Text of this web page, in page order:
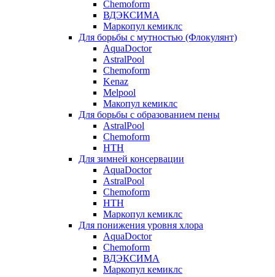
Chemoform
ВДЭКСИМА
Маркопул кемиклс
Для борьбы с мутностью (Флокулянт)
AquaDoctor
AstralPool
Chemoform
Kenaz
Melpool
Макопул кемиклс
Для борьбы с образованием пены
AstralPool
Chemoform
HTH
Для зимней консервации
AquaDoctor
AstralPool
Chemoform
HTH
Маркопул кемиклс
Для понижения уровня хлора
AquaDoctor
Chemoform
ВДЭКСИМА
Маркопул кемиклс